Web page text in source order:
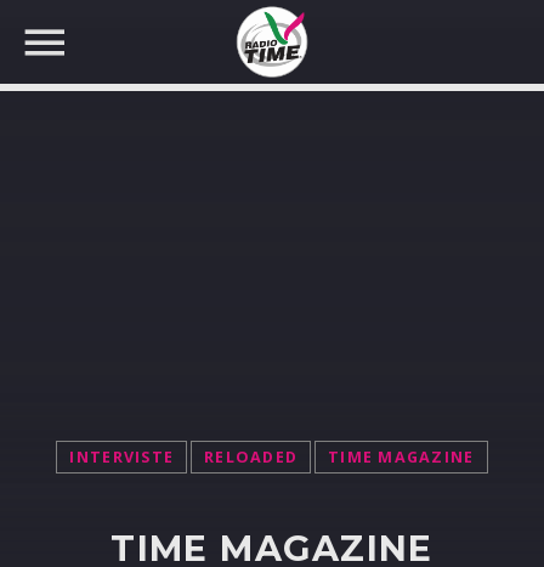
INTERVISTE RELOADED TIME MAGAZINE
TIME MAGAZINE